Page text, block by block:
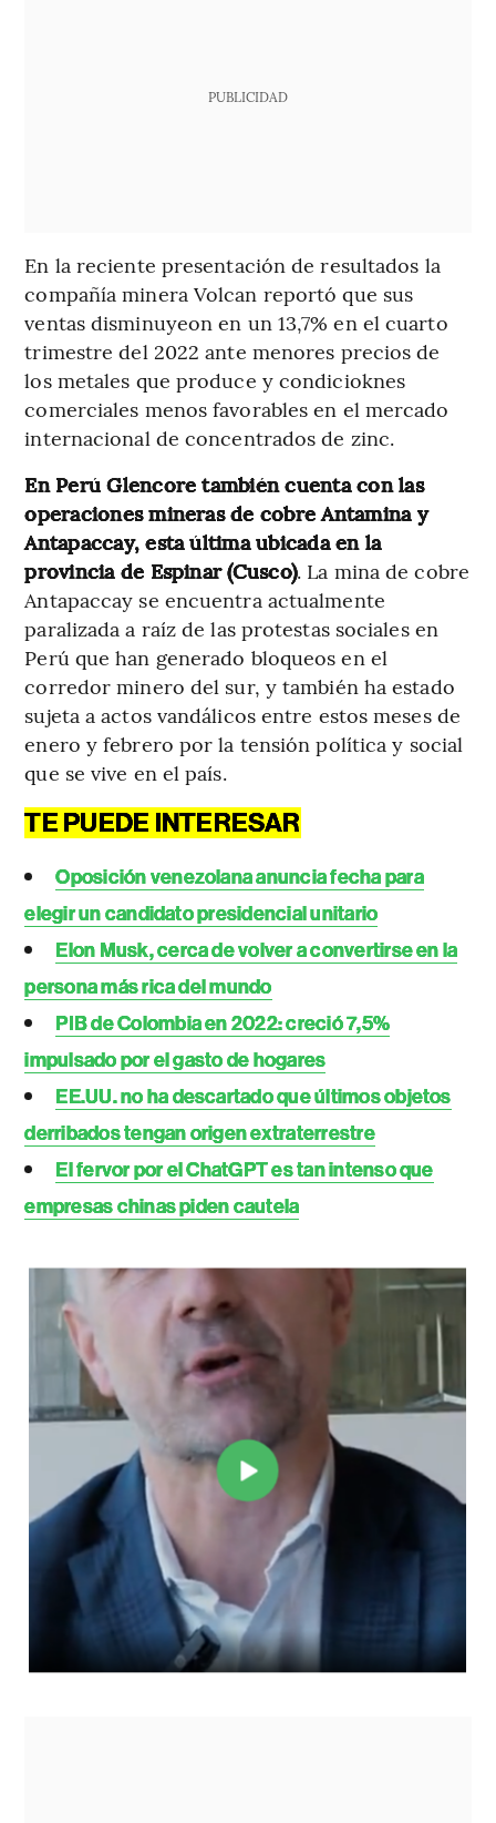
PUBLICIDAD
En la reciente presentación de resultados la
compañía minera Volcan reportó que sus
ventas disminuyeon en un 13,7% en el cuarto
trimestre del 2022 ante menores precios de
los metales que produce y condicioknes
comerciales menos favorables en el mercado
internacional de concentrados de zinc.
En Perú Glencore también cuenta con las
operaciones mineras de cobre Antamina y
Antapaccay, esta última ubicada en la
provincia de Espinar (Cusco). La mina de cobre
Antapaccay se encuentra actualmente
paralizada a raíz de las protestas sociales en
Perú que han generado bloqueos en el
corredor minero del sur, y también ha estado
sujeta a actos vandálicos entre estos meses de
enero y febrero por la tensión política y social
que se vive en el país.
TE PUEDE INTERESAR
Oposición venezolana anuncia fecha para
elegir un candidato presidencial unitario
Elon Musk, cerca de volver a convertirse en la
persona más rica del mundo
PIB de Colombia en 2022: creció 7,5%
impulsado por el gasto de hogares
EE.UU. no ha descartado que últimos objetos
derribados tengan origen extraterrestre
El fervor por el ChatGPT es tan intenso que
empresas chinas piden cautela